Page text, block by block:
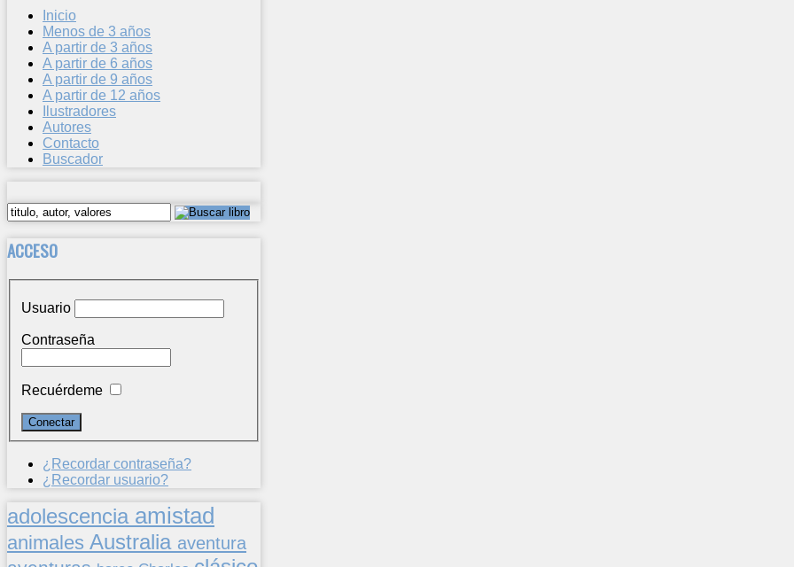
Inicio
Menos de 3 años
A partir de 3 años
A partir de 6 años
A partir de 9 años
A partir de 12 años
Ilustradores
Autores
Contacto
Buscador
ACCESO
Usuario
Contraseña
Recuérdeme
¿Recordar contraseña?
¿Recordar usuario?
adolescencia amistad
animales Australia aventura